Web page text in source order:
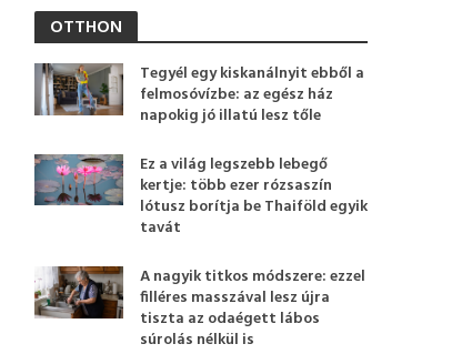
OTTHON
Tegyél egy kiskanálnyit ebből a
felmosóvízbe: az egész ház
napokig jó illatú lesz tőle
Ez a világ legszebb lebegő
kertje: több ezer rózsaszín
lótusz borítja be Thaiföld egyik
tavát
A nagyik titkos módszere: ezzel
filléres masszával lesz újra
tiszta az odaégett lábos
súrolás nélkül is